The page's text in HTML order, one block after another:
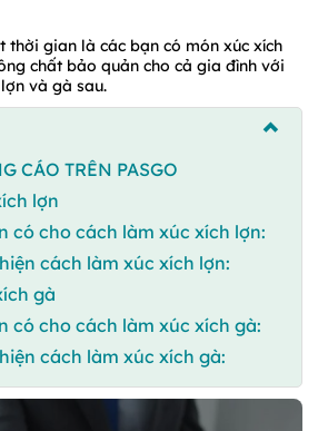
thời gian là các bạn có món xúc xích
chất bảo quản cho cả gia đình với
và gà sau.
CÁO TRÊN PASGO
lợn
có cho cách làm xúc xích lợn:
cách làm xúc xích lợn:
gà
có cho cách làm xúc xích gà:
cách làm xúc xích gà: